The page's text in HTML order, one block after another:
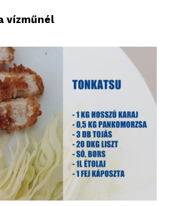
vízműnél